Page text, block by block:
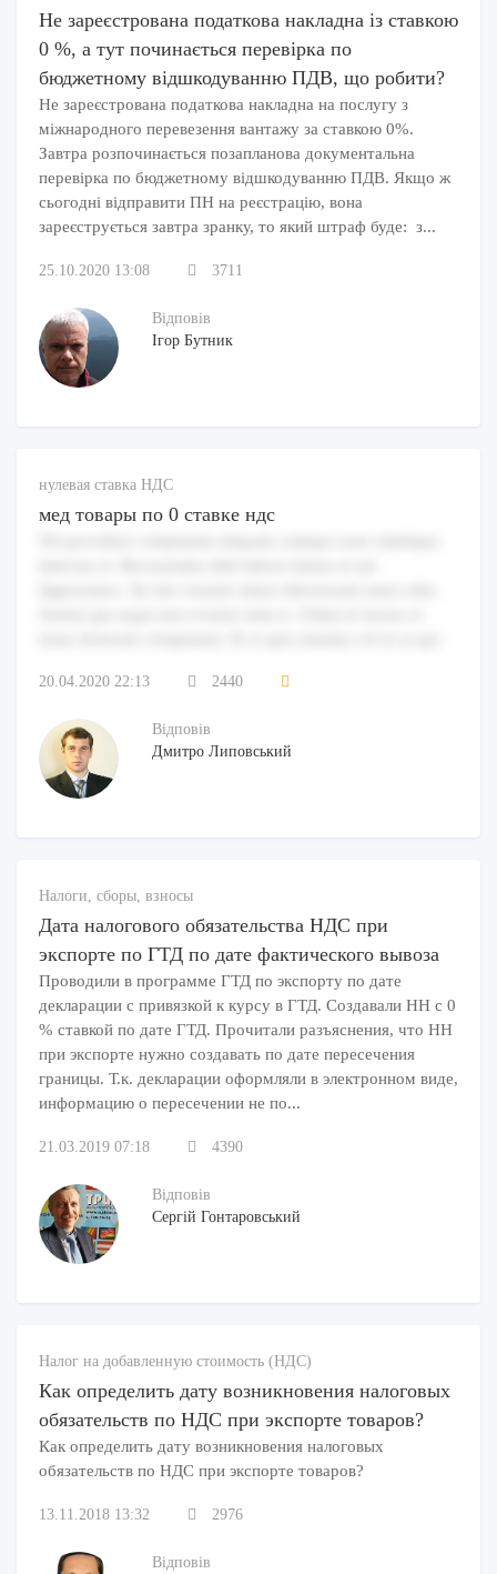
Не зареєстрована податкова накладна із ставкою
0 %, а тут починається перевірка по
бюджетному відшкодуванню ПДВ, що робити?
Не зареєстрована податкова накладна на послугу з
міжнародного перевезення вантажу за ставкою 0%.
Завтра розпочинається позапланова документальна
перевірка по бюджетному відшкодуванню ПДВ. Якщо ж
сьогодні відправити ПН на реєстрацію, вона
зареєструється завтра зранку, то який штраф буде: з...
25.10.2020 13:08 3711
Відповів
Ігор Бутник
нулевая ставка НДС
мед товары по 0 ставке ндс
20.04.2020 22:13 2440
Відповів
Дмитро Липовський
Налоги, сборы, взносы
Дата налогового обязательства НДС при
экспорте по ГТД по дате фактического вывоза
Проводили в программе ГТД по экспорту по дате
декларации с привязкой к курсу в ГТД. Создавали НН с 0
% ставкой по дате ГТД. Прочитали разъяснения, что НН
при экспорте нужно создавать по дате пересечения
границы. Т.к. декларации оформляли в электронном виде,
информацию о пересечении не по...
21.03.2019 07:18 4390
Відповів
Сергій Гонтаровський
Налог на добавленную стоимость (НДС)
Как определить дату возникновения налоговых
обязательств по НДС при экспорте товаров?
Как определить дату возникновения налоговых
обязательств по НДС при экспорте товаров?
13.11.2018 13:32 2976
Відповів